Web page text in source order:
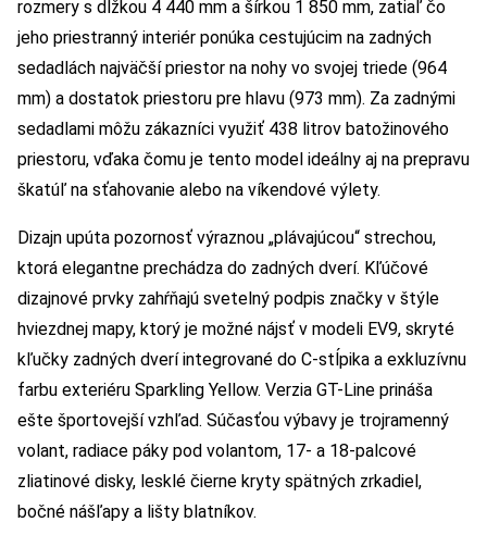
rozmery s dĺžkou 4 440 mm a šírkou 1 850 mm, zatiaľ čo
jeho priestranný interiér ponúka cestujúcim na zadných
sedadlách najväčší priestor na nohy vo svojej triede (964
mm) a dostatok priestoru pre hlavu (973 mm). Za zadnými
sedadlami môžu zákazníci využiť 438 litrov batožinového
priestoru, vďaka čomu je tento model ideálny aj na prepravu
škatúľ na sťahovanie alebo na víkendové výlety.
Dizajn upúta pozornosť výraznou „plávajúcou“ strechou,
ktorá elegantne prechádza do zadných dverí. Kľúčové
dizajnové prvky zahŕňajú svetelný podpis značky v štýle
hviezdnej mapy, ktorý je možné nájsť v modeli EV9, skryté
kľučky zadných dverí integrované do C-stĺpika a exkluzívnu
farbu exteriéru Sparkling Yellow. Verzia GT-Line prináša
ešte športovejší vzhľad. Súčasťou výbavy je trojramenný
volant, radiace páky pod volantom, 17- a 18-palcové
zliatinové disky, lesklé čierne kryty spätných zrkadiel,
bočné nášľapy a lišty blatníkov.